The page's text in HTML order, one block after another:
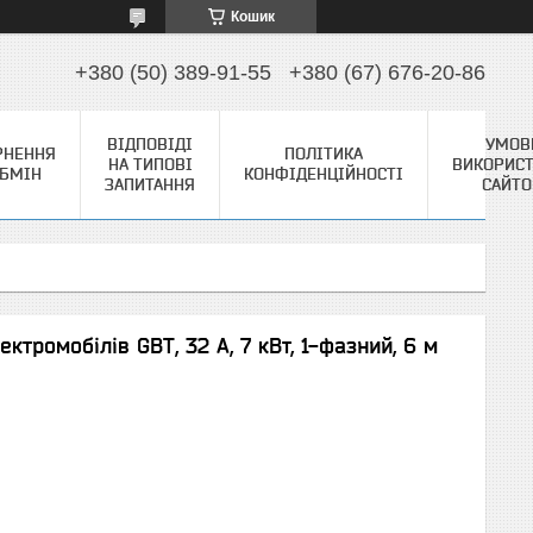
Кошик
+380 (50) 389-91-55 +380 (67) 676-20-86
ВІДПОВІДІ
НА ТИПОВІ
ЗАПИТАННЯ
ПОЛІТИКА
КОНФІДЕНЦІЙНОСТІ
GBT, 32 A, 7 кВт, 1-фазний, 6 м